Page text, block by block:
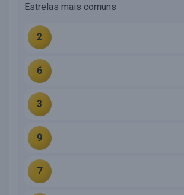
Estrelas mais comuns
2
6
3
9
7